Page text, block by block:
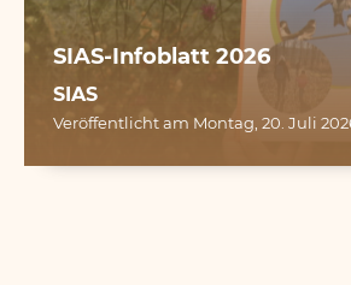
SIAS-Infoblatt 2026
SIAS
Veröffentlicht am Montag, 20. Juli